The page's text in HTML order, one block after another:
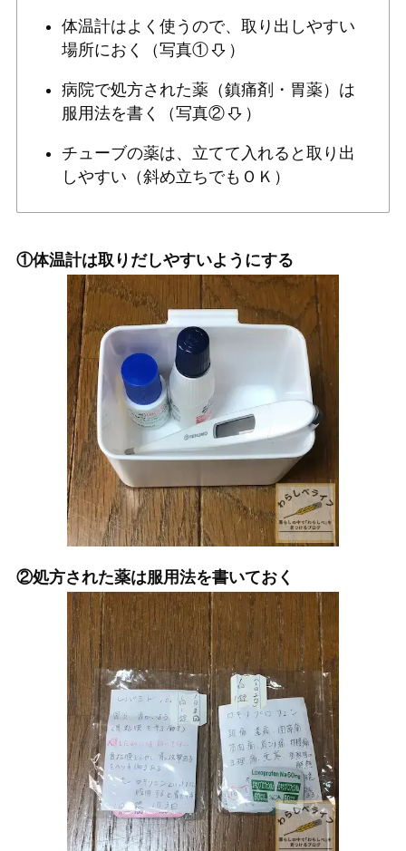
体温計はよく使うので、取り出しやすい
場所におく（写真①
）
病院で処方された薬（鎮痛剤・胃薬）は
服用法を書く（写真②
）
チューブの薬は、立てて入れると取り出
しやすい（斜め立ちでもＯＫ）
①体温計は取りだしやすいようにする
②処方された薬は服用法を書いておく